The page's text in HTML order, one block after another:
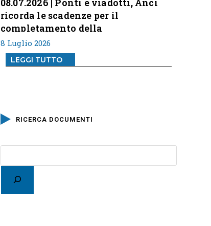
08.07.2026 | Ponti e viadotti, Anci
ricorda le scadenze per il
completamento della
classificazione del rischio
8 Luglio 2026
LEGGI TUTTO
RICERCA DOCUMENTI